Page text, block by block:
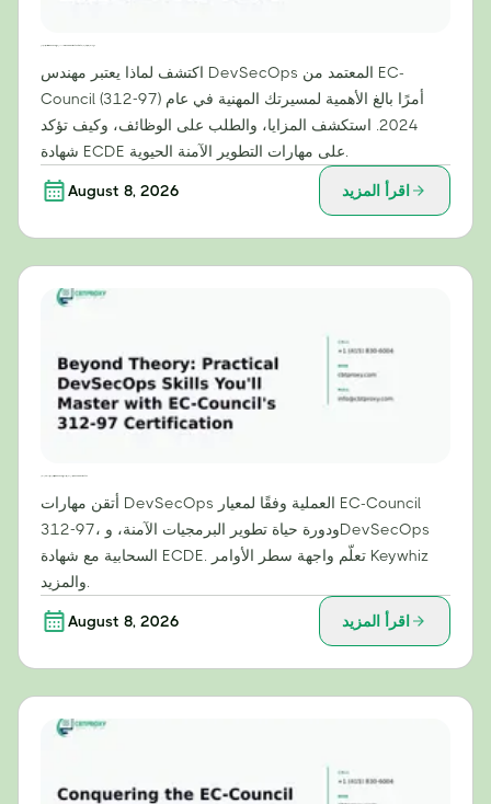
اكتشف لماذا يعتبر مهندس DevSecOps المعتمد من EC-
Council (312-97) أمرًا بالغ الأهمية لمسيرتك المهنية في عام
2024. استكشف المزايا، والطلب على الوظائف، وكيف تؤكد
August 8, 2026 اقرأ المزيد
أتقن مهارات DevSecOps العملية وفقًا لمعيار EC-Council
312-97، ودورة حياة تطوير البرمجيات الآمنة، وDevSecOps
السحابية مع شهادة ECDE. تعلّم واجهة سطر الأوامر Keywhiz
August 8, 2026 اقرأ المزيد